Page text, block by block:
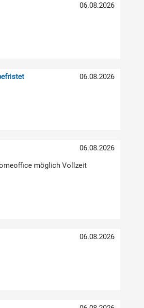
06.08.2026
06.08.2026
06.08.2026
möglich Vollzeit
06.08.2026